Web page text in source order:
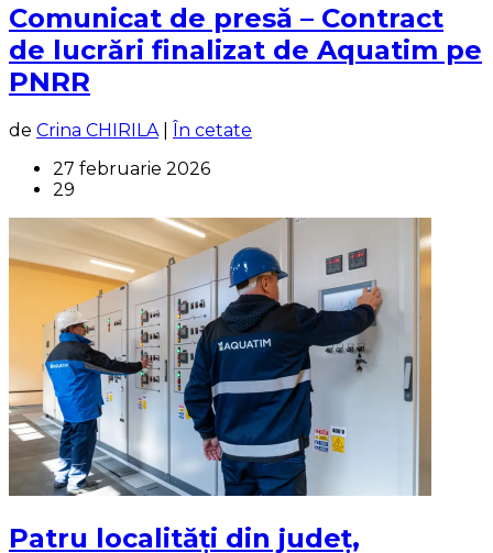
Comunicat de presă – Contract
de lucrări finalizat de Aquatim pe
PNRR
de Crina CHIRILA| În cetate
27 februarie 2026
29
Patru localități din județ,